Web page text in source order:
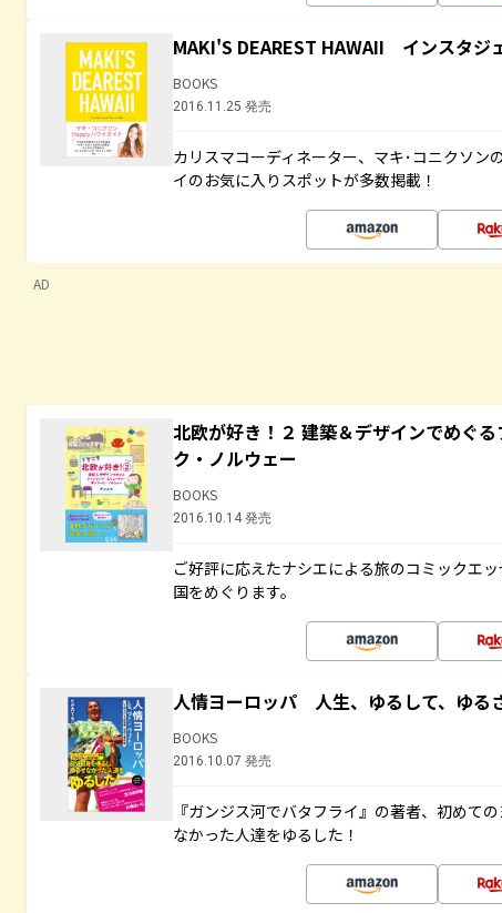
MAKI'S DEAREST HAWAII インスタジ
BOOKS
2016.11.25 発売
カリスマコーディネーター、マキ･コニクソ
イのお気に入りスポットが多数掲載！
AD
北欧が好き！２ 建築＆デザインでめぐ
ク・ノルウェー
BOOKS
2016.10.14 発売
ご好評に応えたナシエによる旅のコミックエ
国をめぐります。
人情ヨーロッパ 人生、ゆるして、ゆる
BOOKS
2016.10.07 発売
『ガンジス河でバタフライ』の著者、初めて
なかった人達をゆるした！